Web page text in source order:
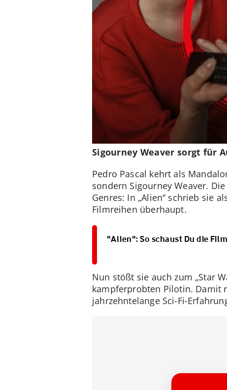
Sigourney Weaver sorgt für
Pedro Pascal kehrt als
sondern Sigourney Weaver.
Genres: In „Alien“ schrieb sie
Filmreihen überhaupt.
"Alien": So schaust Du die
Nun stößt sie auch zum „Star
kampferprobten Pilotin. Damit
jahrzehntelange Sci-Fi-